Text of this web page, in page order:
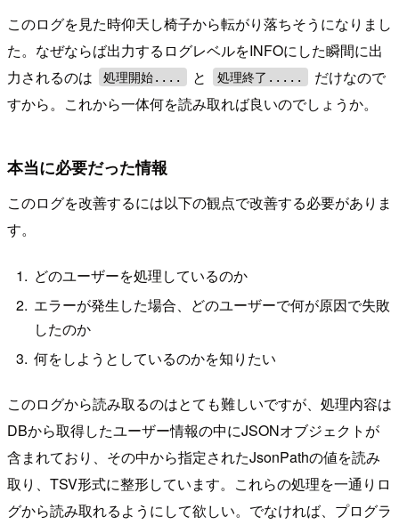
このログを見た時仰天し椅子から転がり落ちそうになりまし
た。なぜならば出力するログレベルをINFOにした瞬間に出
力されるのは
処理開始.... と 処理終了.....
だけなので
すから。これから一体何を読み取れば良いのでしょうか。
本当に必要だった情報
このログを改善するには以下の観点で改善する必要がありま
す。
どのユーザーを処理しているのか
エラーが発生した場合、どのユーザーで何が原因で失敗
したのか
何をしようとしているのかを知りたい
このログから読み取るのはとても難しいですが、処理内容は
DBから取得したユーザー情報の中にJSONオブジェクトが
含まれており、その中から指定されたJsonPathの値を読み
取り、TSV形式に整形しています。これらの処理を一通りロ
グから読み取れるようにして欲しい。でなければ、プログラ